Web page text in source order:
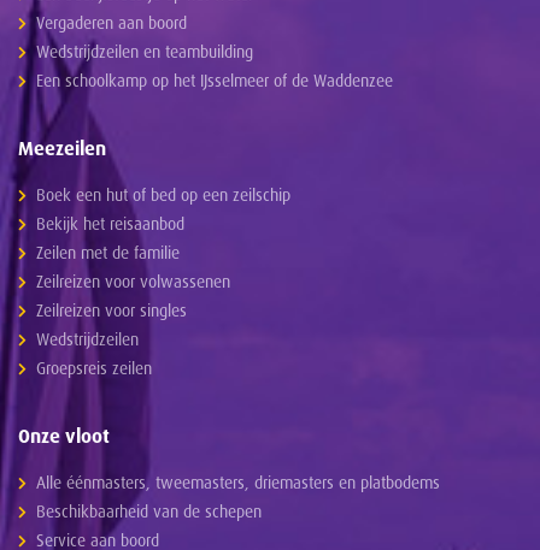
Vergaderen aan boord
Wedstrijdzeilen en teambuilding
Een schoolkamp op het IJsselmeer of de Waddenzee
Meezeilen
Boek een hut of bed op een zeilschip
Bekijk het reisaanbod
Zeilen met de familie
Zeilreizen voor volwassenen
Zeilreizen voor singles
Wedstrijdzeilen
Groepsreis zeilen
Onze vloot
Alle éénmasters, tweemasters, driemasters en platbodems
Beschikbaarheid van de schepen
Service aan boord